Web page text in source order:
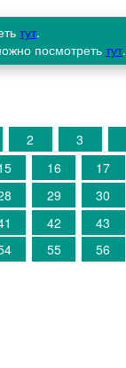
тут.
посмотреть тут.
2 3
16 17
29 30
42 43
55 56